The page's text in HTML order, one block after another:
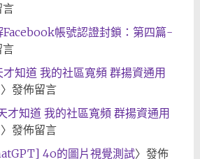
言
Facebook帳號認證封鎖：第四篇-
言
才知道 我的社區寬頻 群揚資通用
〉發佈留言
才知道 我的社區寬頻 群揚資通用
〉發佈留言
4o的圖片視覺測試〉發佈